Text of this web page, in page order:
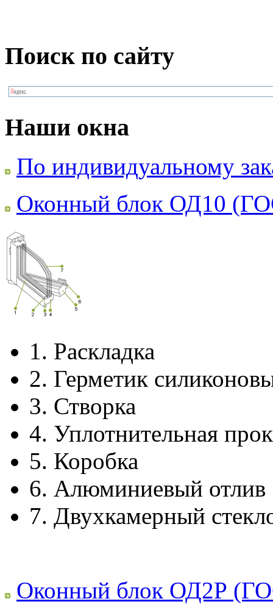
Поиск по сайту
Наши окна
По индивидуальному
Оконный блок ОД10
1. Раскладка
2. Герметик
3. Створка
4. Уплотнительная
5. Коробка
6. Алюминиевый отлив
7. Двухкамерный
Оконный блок ОД2Р